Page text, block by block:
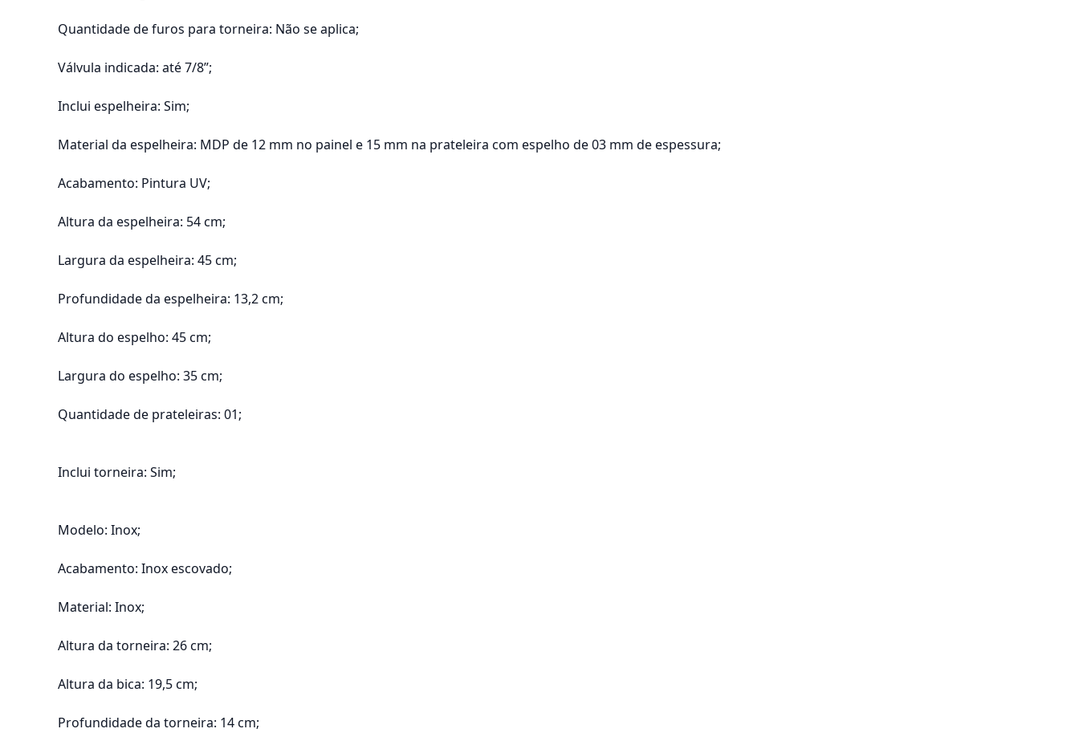
Quantidade de furos para torneira: Não se aplica;
Válvula indicada: até 7/8”;
Inclui espelheira: Sim;
Material da espelheira: MDP de 12 mm no painel e 15 mm na prateleira com espelho de 03 mm de espessura;
Acabamento: Pintura UV;
Altura da espelheira: 54 cm;
Largura da espelheira: 45 cm;
Profundidade da espelheira: 13,2 cm;
Altura do espelho: 45 cm;
Largura do espelho: 35 cm;
Quantidade de prateleiras: 01;
Inclui torneira: Sim;
Modelo: Inox;
Acabamento: Inox escovado;
Material: Inox;
Altura da torneira: 26 cm;
Altura da bica: 19,5 cm;
Profundidade da torneira: 14 cm;